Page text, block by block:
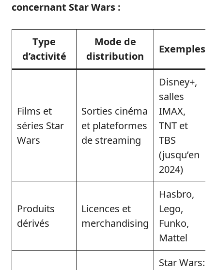
concernant Star Wars :
Type
d’activité
Mode de
distribution
Exemples
Films et
séries Star
Wars
Sorties cinéma
et plateformes
de streaming
Disney+,
salles
IMAX,
TNT et
TBS
(jusqu’en
2024)
Produits
dérivés
Licences et
merchandising
Hasbro,
Lego,
Funko,
Mattel
Star Wars: